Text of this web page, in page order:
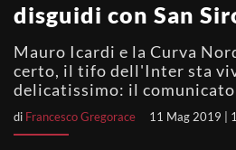
disguidi con San
Mauro Icardi e la Curva
certo, il tifo dell'Inter sta
delicatissimo: il
di Francesco Gregorace 11 Mag 2019 |